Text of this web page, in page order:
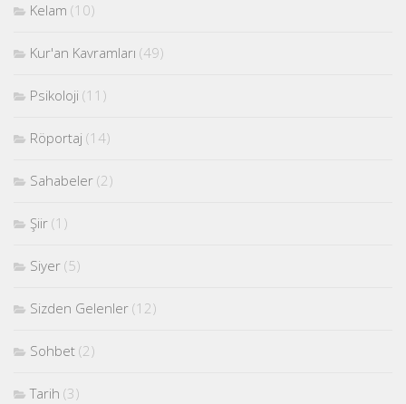
Kelam (10)
Kur'an Kavramları (49)
Psikoloji (11)
Röportaj (14)
Sahabeler (2)
Şiir (1)
Siyer (5)
Sizden Gelenler (12)
Sohbet (2)
Tarih (3)